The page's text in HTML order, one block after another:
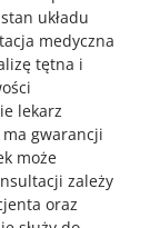
układu
medyczna
tętna i
lekarz
gwarancji
może
zależy
oraz